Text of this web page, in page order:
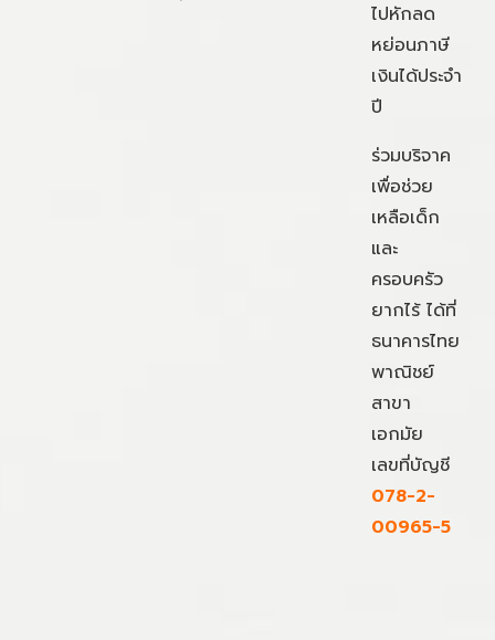
ไปหักลด
หย่อนภาษี
เงินได้ประจำ
ปี
ร่วมบริจาค
เพื่อช่วย
เหลือเด็ก
และ
ครอบครัว
ยากไร้ ได้ที่
ธนาคารไทย
พาณิชย์
สาขา
เอกมัย
เลขที่บัญชี
078-2-
00965-5